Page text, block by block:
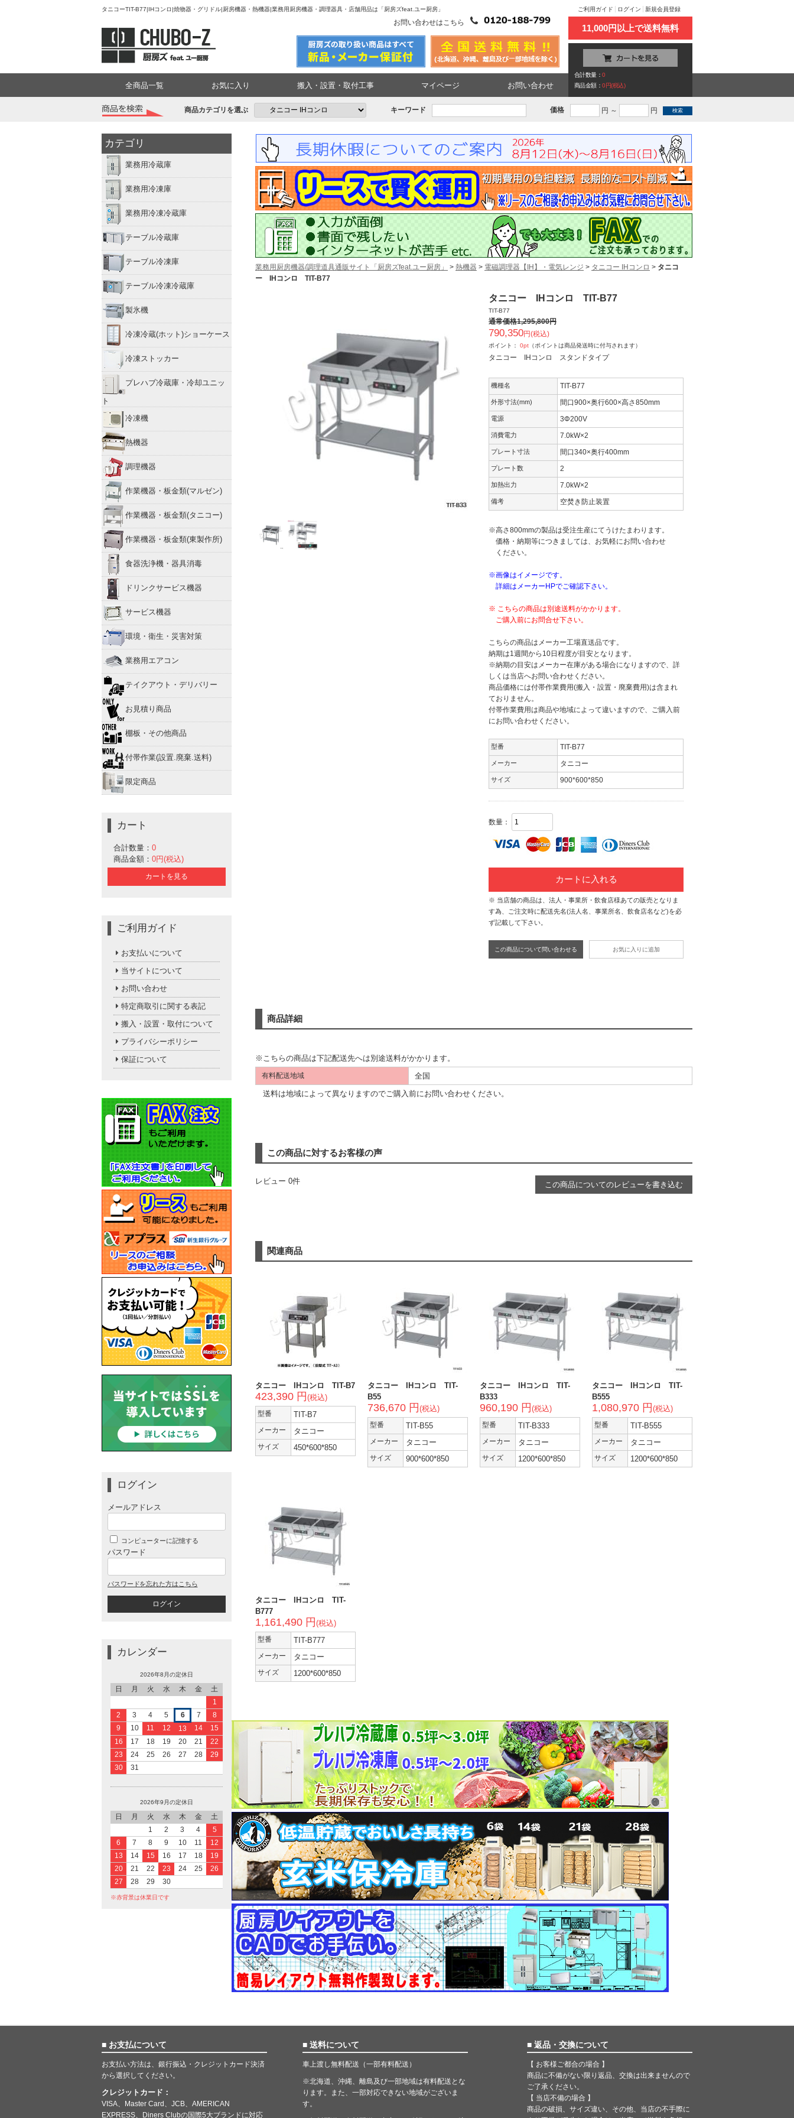
タニコーTIT-B77|IHコンロ|焼物器・グリドル|厨房機器・熱機器|業務用厨房機器・調理器具・店舗用品は「厨房ズfeat.ユー厨房」
お問い合わせはこちら
ご利用ガイド ログイン 新規会員登録
11,000円以上で送料無料
合計数量：0
商品金額：0円(税込)
全商品一覧 お気に入り 搬入・設置・取付工事 マイページ お問い合わせ
商品カテゴリを選ぶ キーワード 価格 円 ～ 円
カテゴリ
業務用冷蔵庫
業務用冷凍庫
業務用冷凍冷蔵庫
テーブル冷蔵庫
テーブル冷凍庫
テーブル冷凍冷蔵庫
製氷機
冷凍冷蔵(ホット)ショーケース
冷凍ストッカー
プレハブ冷蔵庫・冷却ユニッ
ト
冷凍機
熱機器
調理機器
作業機器・板金類(マルゼン)
作業機器・板金類(タニコー)
作業機器・板金類(東製作所)
食器洗浄機・器具消毒
ドリンクサービス機器
サービス機器
環境・衛生・災害対策
業務用エアコン
テイクアウト・デリバリー
お見積り商品
棚板・その他商品
付帯作業(設置.廃棄.送料)
限定商品
カート
合計数量： 0
商品金額： 0円(税込)
カートを見る
ご利用ガイド
お支払いについて
当サイトについて
お問い合わせ
特定商取引に関する表記
搬入・設置・取付について
プライバシーポリシー
保証について
ログイン
メールアドレス
コンピューターに記憶する
パスワード
パスワードを忘れた方はこちら
カレンダー
2026年8月の定休日
日 月 火 水 木 金
土
1
2
3 4 5 6 7
8
9
10 11 12 13 14
15
16
17 18 19 20 21
22
23
24 25 26 27 28
29
30
31
2026年9月の定休日
日 月 火 水 木 金
土
1
2 3 4
5
6
7 8 9 10 11
12
13
14 15 16 17 18
19
20
21 22 23 24 25
26
27
28 29 30
※赤背景は休業日です
業務用厨房機器/調理道具通販サイト「厨房ズfeat.ユー厨房」 > 熱機器 > 電磁調理器【IH】・電気レンジ > タニコー IHコンロ > タニコ
ー IHコンロ TIT-B77
タニコー IHコンロ TIT-B77
TIT-B77
通常価格1,295,800円
790,350円(税込)
ポイント： 0pt （ポイントは商品発送時に付与されます）
タニコー IHコンロ スタンドタイプ
機種名 TIT-B77
外形寸法(mm) 間口900×奥行600×高さ850mm
電源 3Φ200V
消費電力 7.0kW×2
プレート寸法 間口340×奥行400mm
プレート数 2
加熱出力 7.0kW×2
備考 空焚き防止装置
※高さ800mmの製品は受注生産にてうけたまわります。
価格・納期等につきましては、お気軽にお問い合わせ
ください。
※画像はイメージです。
詳細はメーカーHPでご確認下さい。
※ こちらの商品は別途送料がかかります。
ご購入前にお問合せ下さい。
こちらの商品はメーカー工場直送品です。
納期は1週間から10日程度が目安となります。
※納期の目安はメーカー在庫がある場合になりますので、詳
しくは当店へお問い合わせください。
商品価格には付帯作業費用(搬入・設置・廃棄費用)は含まれ
ておりません。
付帯作業費用は商品や地域によって違いますので、ご購入前
にお問い合わせください。
型番 TIT-B77
メーカー タニコー
サイズ 900*600*850
数量：
カートに入れる
※ 当店舗の商品は、法人・事業所・飲食店様あての販売となりま
す為、ご注文時に配送先名(法人名、事業所名、飲食店名など)を必
ず記載して下さい。
この商品について問い合わせる お気に入りに追加
商品詳細
※こちらの商品は下記配送先へは別途送料がかかります。
有料配送地域
全国
送料は地域によって異なりますのでご購入前にお問い合わせください。
この商品に対するお客様の声
レビュー 0件 この商品についてのレビューを書き込む
関連商品
タニコー IHコンロ TIT-B7
423,390 円 (税込)
型番 TIT-B7
メーカー タニコー
サイズ 450*600*850
タニコー IHコンロ TIT-
B55
736,670 円 (税込)
型番 TIT-B55
メーカー タニコー
サイズ 900*600*850
タニコー IHコンロ TIT-
B333
960,190 円 (税込)
型番 TIT-B333
メーカー タニコー
サイズ 1200*600*850
タニコー IHコンロ TIT-
B555
1,080,970 円 (税込)
型番 TIT-B555
メーカー タニコー
サイズ 1200*600*850
タニコー IHコンロ TIT-
B777
1,161,490 円 (税込)
型番 TIT-B777
メーカー タニコー
サイズ 1200*600*850
■ お支払について
お支払い方法は、銀行振込・クレジットカード決済
から選択してください。
クレジットカード：
VISA、Master Card、JCB、AMERICAN
EXPRESS、Diners Clubの国際5大ブランドに対応
■ 送料について
車上渡し無料配送（一部有料配送）
※北海道、沖縄、離島及び一部地域は有料配送とな
ります。また、一部対応できない地域がございま
す。
■ 返品・交換について
【 お客様ご都合の場合 】
商品に不備がない限り返品、交換は出来ませんので
ご了承ください。
【 当店不備の場合 】
商品の破損、サイズ違い、その他、当店の不手際に